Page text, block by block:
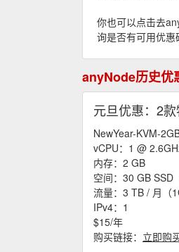
你也可以点击去
询是否有可用优惠
anyNode历史优
元旦优惠：2
NewYear-KVM-
vCPU：1 @
内存：2 GB
空间：30 GB SSD
流量：3 TB / 月（
IPv4：1
$15/年
购买链接： 立即购